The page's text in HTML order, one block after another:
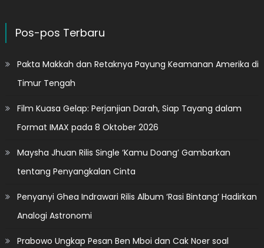
Pos-pos Terbaru
Pakta Makkah dan Retaknya Payung Keamanan Amerika di
Timur Tengah
Film Kuasa Gelap: Perjanjian Darah, Siap Tayang dalam
Format IMAX pada 8 Oktober 2026
Maysha Jhuan Rilis Single ‘Kamu Doang’ Gambarkan
tentang Penyangkalan Cinta
Penyanyi Ghea Indrawari Rilis Album ‘Rasi Bintang’ Hadirkan
Analogi Astronomi
Prabowo Ungkap Pesan Ben Mboi dan Cak Noer soal